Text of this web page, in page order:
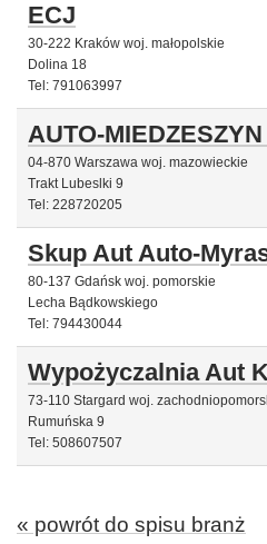
ECJ
30-222 Kraków woj. małopolskie
Dolina 18
Tel: 791063997
AUTO-
04-870 Warszawa woj. mazowieckie
Trakt Lubeslki 9
Tel: 228720205
Skup Aut Auto-
80-137 Gdańsk woj. pomorskie
Lecha Bądkowskiego
Tel: 794430044
Wypożyczalnia Aut
73-110 Stargard woj.
Rumuńska 9
Tel: 508607507
« powrót do spisu branż